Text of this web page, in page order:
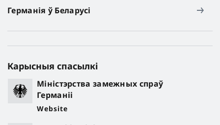
Германія ў Беларусі
Карысныя спасылкі
Міністэрства замежных спраў
Германіі
Website